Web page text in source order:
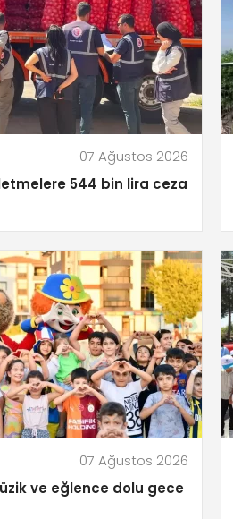
07 Ağustos 2026
544 bin lira ceza
07 Ağustos 2026
ve eğlence dolu gece